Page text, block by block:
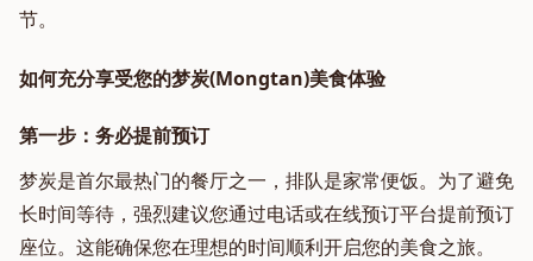
节。
如何充分享受您的梦炭(Mongtan)美食体验
第一步：务必提前预订
梦炭是首尔最热门的餐厅之一，排队是家常便饭。为了避免
长时间等待，强烈建议您通过电话或在线预订平台提前预订
座位。这能确保您在理想的时间顺利开启您的美食之旅。